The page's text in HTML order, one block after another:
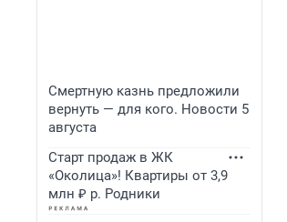
Смертную казнь предложили
вернуть — для кого. Новости 5
августа
Старт продаж в ЖК
«Околица»! Квартиры от 3,9
млн ₽ р. Родники